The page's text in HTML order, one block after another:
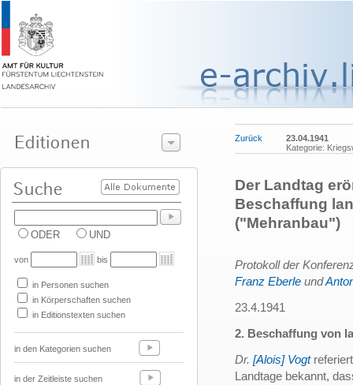
ODER UND
von bis
in Personen suchen
in Körperschaften suchen
in Editionstexten suchen
in den Kategorien suchen
in der Zeitleiste suchen
Zurück
23.04.1941
Kategorie:
Der Landtag
Beschaffung
("Mehranbau")
Protokoll der
Franz Eberle und
23.4.1941
2. Beschaffung von
Dr. [Alois] Vogtreferiert
Landtage bekannt,